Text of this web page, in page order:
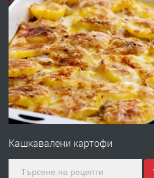
ПРЕДЛАГА
за
ПРЕДЛАГА Дава под
Кашкавалени картофи